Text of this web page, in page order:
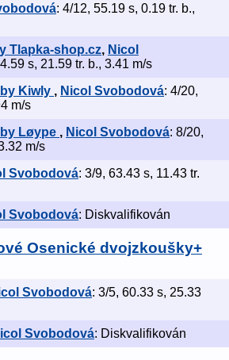
: 4/12, 55.19 s, 0.19 tr. b.,
Tlapka-shop.cz, Nicol
s, 21.59 tr. b., 3.41 m/s
Kiwly , Nicol Svobodová: 4/20,
m/s
by Løype , Nicol Svobodová: 8/20,
m/s
Svobodová: 3/9, 63.43 s, 11.43 tr.
Svobodová: Diskvalifikován
Osenické dvojzkoušky+
Svobodová: 3/5, 60.33 s, 25.33
Svobodová: Diskvalifikován